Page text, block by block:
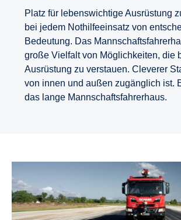
Platz für lebenswichtige Ausrüstung
bei jedem Nothilfeeinsatz von
Bedeutung. Das
große Vielfalt von Möglichkeiten, die
Ausrüstung zu verstauen. Cleverer
von innen und außen zugänglich ist.
das lange Mannschaftsfahrerhaus.